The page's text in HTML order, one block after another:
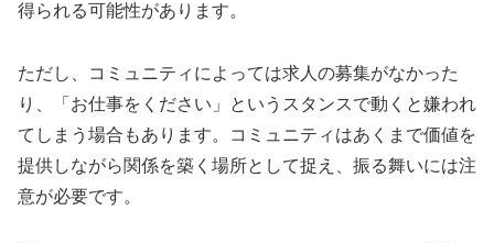
得られる可能性があります。
ただし、コミュニティによっては求人の募集がなかった
り、「お仕事をください」というスタンスで動くと嫌われ
てしまう場合もあります。コミュニティはあくまで価値を
提供しながら関係を築く場所として捉え、振る舞いには注
意が必要です。